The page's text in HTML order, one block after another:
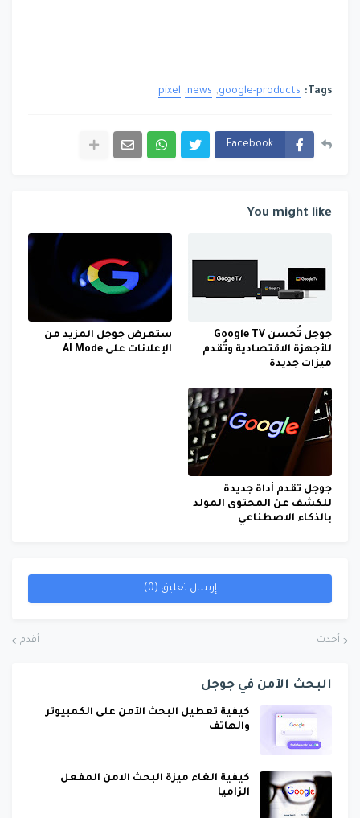
Tags:
google-products
news
pixel
Facebook
You might like
جوجل تُحسن Google TV
للأجهزة الاقتصادية وتُقدم
ميزات جديدة
ستعرض جوجل المزيد من
الإعلانات على AI Mode
جوجل تقدم أداة جديدة
للكشف عن المحتوى المولد
بالذكاء الاصطناعي
إرسال تعليق (0)
أحدث أقدم
البحث الآمن في جوجل
كيفية تعطيل البحث الآمن على الكمبيوتر
والهاتف
كيفية الغاء ميزة البحث الامن المفعل
الزاميا